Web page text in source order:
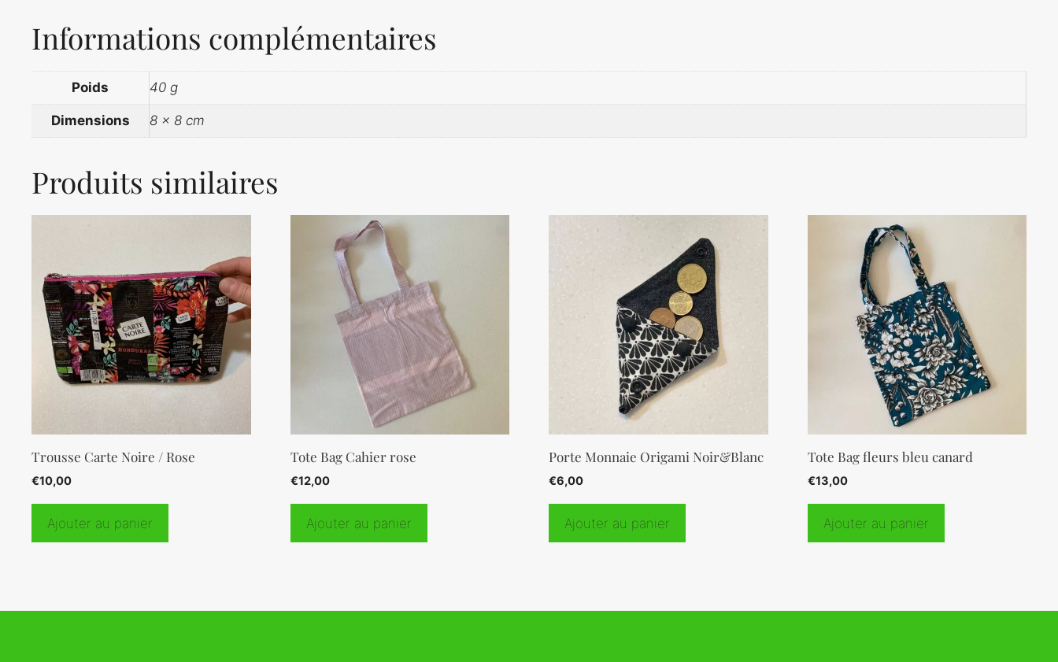
Informations complémentaires
Poids 40 g
Dimensions 8 × 8 cm
Produits similaires
Trousse Carte Noire / Rose
€10,00
Ajouter au panier
Tote Bag Cahier rose
€12,00
Ajouter au panier
Porte Monnaie Origami Noir&Blanc
€6,00
Ajouter au panier
Tote Bag fleurs bleu canard
€13,00
Ajouter au panier